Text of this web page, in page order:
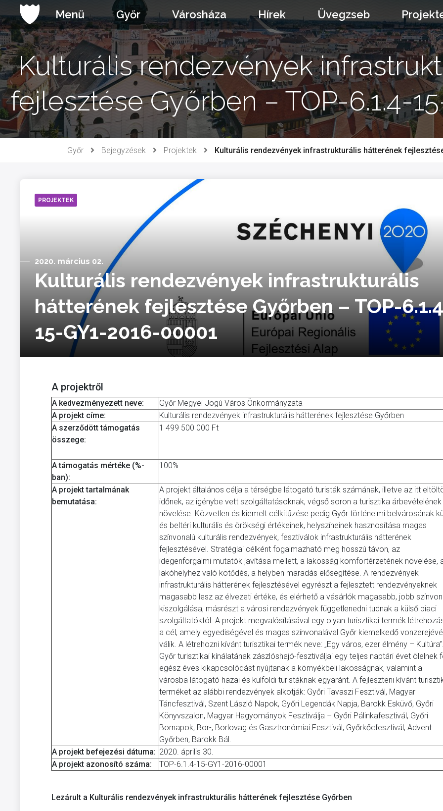
a
tartalomhoz
Menü Győr Városháza Hírek Üvegzseb
Kulturális rendezvények
fejlesztése Győrben – TOP-6.1.4-
Győr Bejegyzések Projektek Kulturális rendezvények infrastrukturális hátterének
PROJEKTEK
2020. március 02.
Kulturális rendezvények infrastrukturális
hátterének fejlesztése Győrben – TOP-
15-GY1-2016-00001
A projektről
A kedvezményezett neve:
Győr Megyei Jogú Város Önkormányzata
A projekt címe:
Kulturális rendezvények infrastrukturális hátterének fejlesztése Győrben
A szerződött támogatás
összege:
1 499 500 000 Ft
A támogatás mértéke (%-
ban):
100%
A projekt tartalmának
bemutatása:
A projekt általános célja a térségbe látogató turisták számának, illetve az itt
időnek, az igénybe vett szolgáltatásoknak, végső soron a turisztika árbevételének
növelése. Közvetlen és kiemelt célkitűzése pedig Győr történelmi belvárosának
és beltéri kulturális és örökségi értékeinek, helyszíneinek hasznosítása magas
színvonalú kulturális rendezvények, fesztiválok infrastrukturális hátterének
fejlesztésével. Stratégiai célként fogalmazható meg hosszú távon, az
idegenforgalmi mutatók javítása mellett, a lakosság komfortérzetének növelése,
lakóhelyhez való kötődés, a helyben maradás elősegítése. A rendezvények
infrastrukturális hátterének fejlesztésével egyrészt a fejlesztett rendezvényeknek
magasabb lesz az élvezeti értéke, és elérhető a vásárlók magasabb, jobb
kiszolgálása, másrészt a városi rendezvények függetlenedni tudnak a külső piaci
szolgáltatóktól. A projekt megvalósításával egy olyan turisztikai termék
a cél, amely egyediségével és magas színvonalával Győr kiemelkedő vonzerejévé
válik. A létrehozni kívánt turisztikai termék neve: „Egy város, ezer élmény –
Győr turisztikai kínálatának zászlóshajó-fesztiváljai egy teljes naptári évet ölelnek
egész éves kikapcsolódást nyújtanak a környékbeli lakosságnak, valamint a
városba látogató hazai és külföldi turistáknak egyaránt. A fejleszteni kívánt
terméket az alábbi rendezvények alkotják: Győri Tavaszi Fesztivál, Magyar
Táncfesztivál, Szent László Napok, Győri Legendák Napja, Barokk Esküvő, Győri
Könyvszalon, Magyar Hagyományok Fesztiválja – Győri Pálinkafesztivál, Győri
Bornapok, Bor-, Borlovag és Gasztronómiai Fesztivál, Győrkőcfesztivál, Advent
Győrben, Barokk Bál.
A projekt befejezési dátuma: 2020. április 30.
A projekt azonosító száma:
TOP-6.1.4-15-GY1-2016-00001
Lezárult a Kulturális rendezvények infrastrukturális hátterének fejlesztése Győrben